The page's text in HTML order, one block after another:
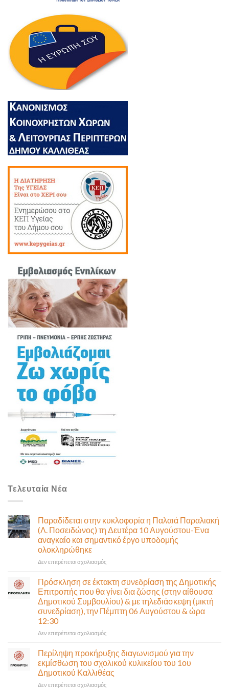
Τελευταία Νέα
Παραδίδεται στην κυκλοφορία η Παλαιά Παραλιακή
(Λ. Ποσειδώνος) τη Δευτέρα 10 Αυγούστου-Ένα
αναγκαίο και σημαντικό έργο υποδομής
ολοκληρώθηκε
Δεν επιτρέπεται σχολιασμόςστο
κυκλοφορία
η
Παλαιά
Παραλιακή
Ποσειδώνος)
10
Αυγούστου-
Ένα
αναγκαίο
Πρόσκληση σε έκτακτη συνεδρίαση της Δημοτικής
Επιτροπής που θα γίνει δια ζώσης (στην αίθουσα
Δημοτικού Συμβουλίου) & με τηλεδιάσκεψη (μικτή
συνεδρίαση), την Πέμπτη 06 Αυγούστου & ώρα
12:30
Δεν επιτρέπεται σχολιασμόςστο
σε
έκτακτη
συνεδρίαση
της
Δημοτικής
Περίληψη προκήρυξης διαγωνισμού για την
εκμίσθωση του σχολικού κυλικείου του 1ου
Δημοτικού Καλλιθέας
Δεν επιτρέπεται σχολιασμόςστο